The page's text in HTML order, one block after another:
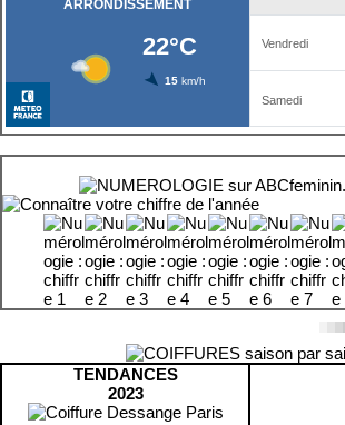
TENDANCES
2023